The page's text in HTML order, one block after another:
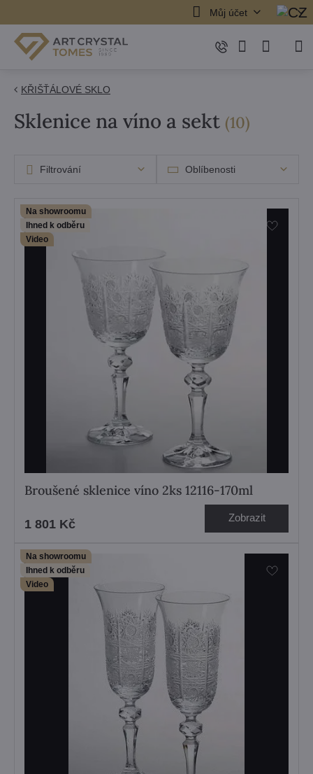
Můj účet
KŘIŠŤÁLOVÉ SKLO
Sklenice na víno a sekt (10položek
)
Oblíbenosti
Filtrování
Na showroomu
Ihned k odběru
Video
Broušené sklenice víno 2ks 12116-170ml
1 801 Kč Zobrazit
Na showroomu
Ihned k odběru
Video